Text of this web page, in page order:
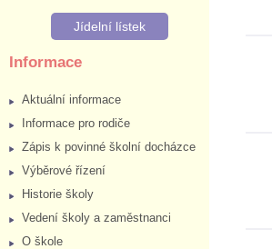
Jídelní lístek
Informace
Aktuální informace
Informace pro rodiče
Zápis k povinné školní docházce
Výběrové řízení
Historie školy
Vedení školy a zaměstnanci
O škole